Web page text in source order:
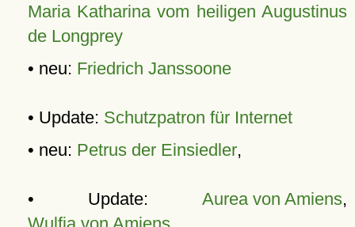
Maria Katharina vom heiligen Augustinus
de Longprey
• neu: Friedrich Janssoone
• Update: Schutzpatron für Internet
• neu: Petrus der Einsiedler,
• Update: Aurea von Amiens,